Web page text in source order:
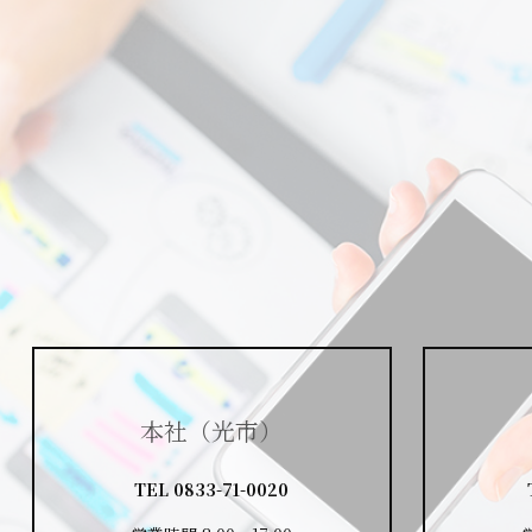
本社（光市）
TEL 0833-71-0020